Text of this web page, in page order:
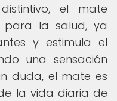
el mate
para la salud, ya
y estimula el
una sensación
duda, el mate es
la vida diaria de